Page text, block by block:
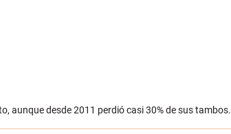
aunque desde 2011 perdió casi 30% de sus tambos.